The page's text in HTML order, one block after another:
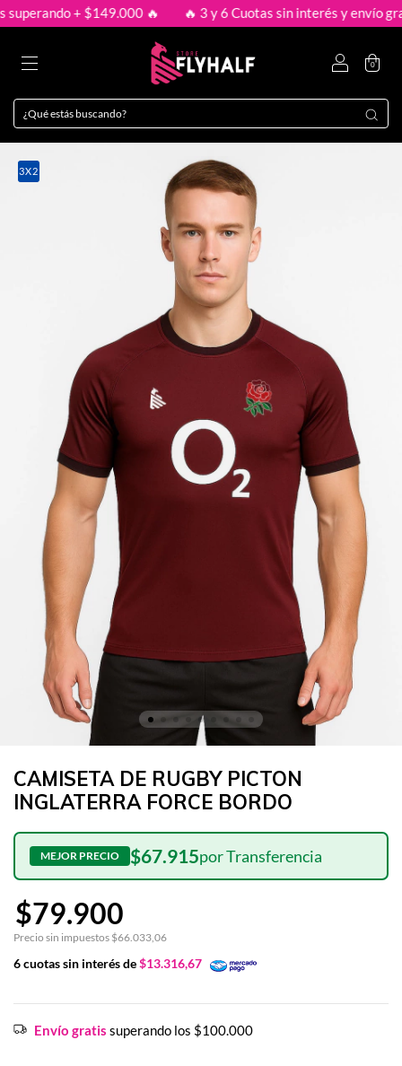
+ $149.000 🔥 🔥 3 y 6 Cuotas sin interés y envío gratis
0
3X2
CAMISETA DE RUGBY PICTON
INGLATERRA FORCE BORDO
$79.900
6cuotas sin interés de$13.316,67
Precio sin impuestos $66.033,06
$67.915
Envío gratis superando los $100.000